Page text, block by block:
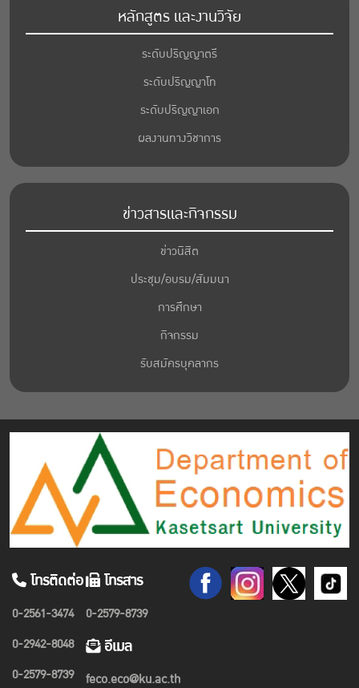
หลักสูตร และงานวิจัย
ระดับปริญญาตรี
ระดับปริญญาโท
ระดับปริญญาเอก
ผลงานทางวิชาการ
ข่าวสารและกิจกรรม
ข่าวนิสิต
ประชุม/อบรม/สัมมนา
การศึกษา
กิจกรรม
รับสมัครบุคลากร
โทรติดต่อ
0-2561-3474
0-2942-8048
0-2579-8739
โทรสาร
0-2579-8739
อีเมล
feco.eco@ku.ac.th